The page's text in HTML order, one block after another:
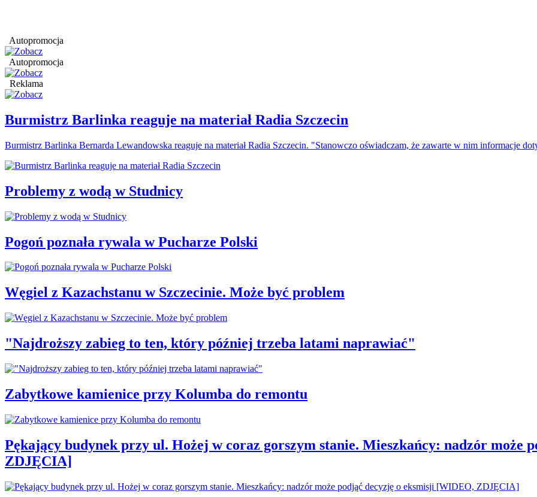
Autopromocja
Autopromocja
Reklama
Burmistrz Barlinka reaguje na materiał Radia Szczecin
Burmistrz Barlinka Bernarda Lewandowska reaguje na materiał Radia Szczecin. "Stanowczo oświadczam, że zawarte w nim informacje
Problemy z wodą w Studnicy
Pogoń poznała rywala w Pucharze Polski
Węgiel z Kazachstanu w Szczecinie. Może być problem
"Najdroższy zabieg to ten, który później trzeba latami naprawiać"
Zabytkowe kamienice przy Kolumba do remontu
Pękający budynek przy ul. Hożej w coraz gorszym stanie. Mieszkańcy: nadzór może
ZDJĘCIA]